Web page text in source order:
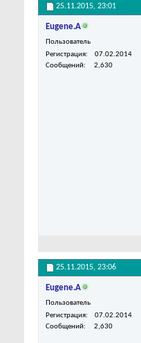
25.11.2015, 23:01
Eugene.A
Пользователь
Регистрация
07.02.2014
Сообщений
2,630
25.11.2015, 23:06
Eugene.A
Пользователь
Регистрация
07.02.2014
Сообщений
2,630